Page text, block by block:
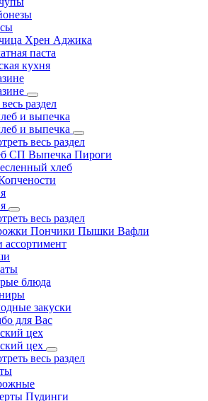
Хрен Аджика
паста
кухня
раздел
и выпечка
и выпечка
весь раздел
СП Выпечка Пироги
хлеб
весь раздел
Пончики Пышки Вафли
блюда
закуски
для Вас
цех
цех
весь раздел
Пудинги